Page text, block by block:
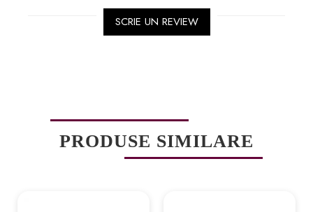
SCRIE UN REVIEW
PRODUSE SIMILARE